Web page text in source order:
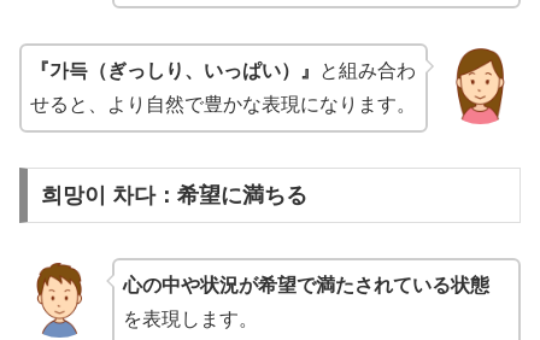
『가득（ぎっしり、いっぱい）』
と組み合わ
せると、より自然で豊かな表現になります。
희망이 차다：希望に満ちる
心の中や状況が希望で満たされている状態
を表現します。